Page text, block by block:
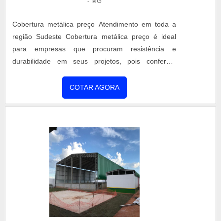
Cobertura metálica preço Atendimento em toda a
região Sudeste Cobertura metálica preço é ideal
para empresas que procuram resistência e
durabilidade em seus projetos, pois conferem
variados segmentos de atuação. A IMA
Construções Metálicas oferece diversos serviços
mercado atual. Consolidada em 2007 a IMA
COTAR AGORA